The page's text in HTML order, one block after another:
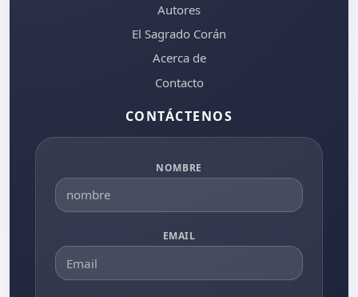
Autores
El Sagrado Corán
Acerca de
Contacto
CONTÁCTENOS
NOMBRE
EMAIL